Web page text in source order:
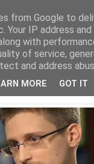
ҡайтырға
from Google to
Your IP address
with
of service,
and address
MORE GOT IT